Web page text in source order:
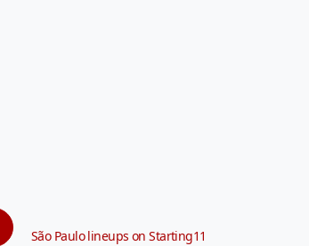
São Paulo lineups on Starting11